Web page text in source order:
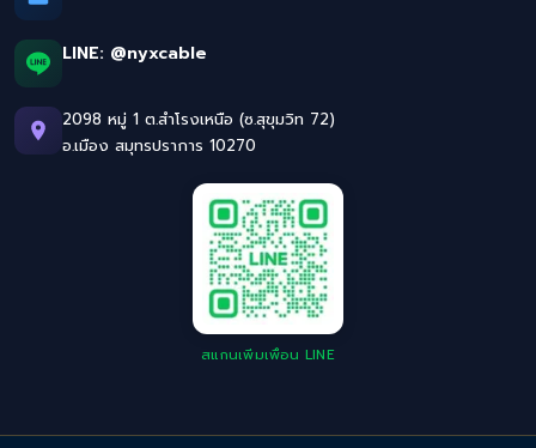
LINE: @nyxcable
2098 หมู่ 1 ต.สำโรงเหนือ (ซ.สุขุมวิท 72)
อ.เมือง สมุทรปราการ 10270
สแกนเพิ่มเพื่อน LINE